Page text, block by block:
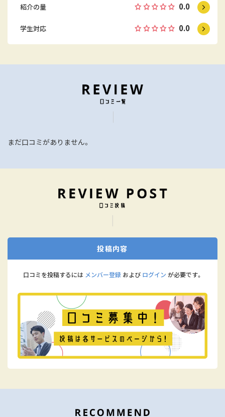
紹介の量 0.0
学生対応 0.0
まだ口コミがありません。
投稿内容
口コミを投稿するには メンバー登録および ログイン が必要です。